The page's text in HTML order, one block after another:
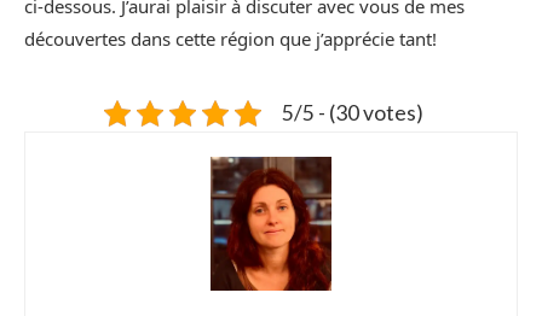
ci-dessous. J’aurai plaisir à discuter avec vous de mes
découvertes dans cette région que j’apprécie tant!
5/5 - (30 votes)